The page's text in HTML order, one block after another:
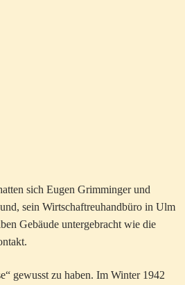
sich Eugen Grimminger und
sein Wirtschaftreuhandbüro in Ulm
Gebäude untergebracht wie die
gewusst zu haben. Im Winter 1942